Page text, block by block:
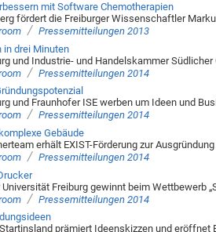
mit Software Chemotherapien
fördert die Freiburger Wissenschaftler
/ Pressemitteilungen 2013
in drei Minuten
und Industrie- und Handelskammer
/ Pressemitteilungen 2014
und Fraunhofer ISE werben um Ideen und
/ Pressemitteilungen 2014
Gebäude
erhält EXIST-Förderung zur
/ Pressemitteilungen 2014
Freiburg gewinnt beim Wettbewerb
/ Pressemitteilungen 2014
prämiert Ideenskizzen und eröffnet